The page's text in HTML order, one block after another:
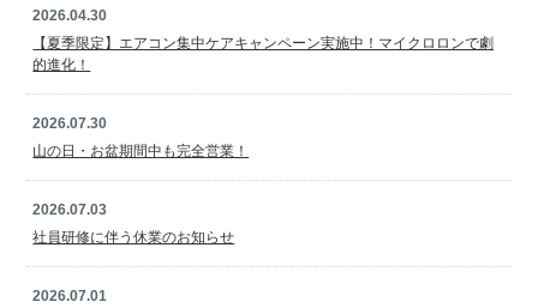
2026.04.30
【夏季限定】エアコン集中ケアキャンペーン実施中！マイクロロンで劇
的進化！
2026.07.30
山の日・お盆期間中も完全営業！
2026.07.03
社員研修に伴う休業のお知らせ
2026.07.01